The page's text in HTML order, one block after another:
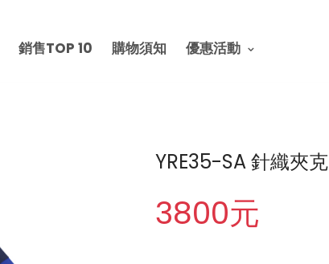
銷售TOP 10 購物須知 優惠活動
YRE35-SA 針織夾克
3800元